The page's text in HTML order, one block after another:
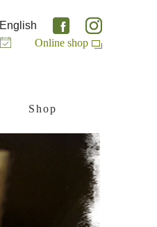
Shop
English
Online shop